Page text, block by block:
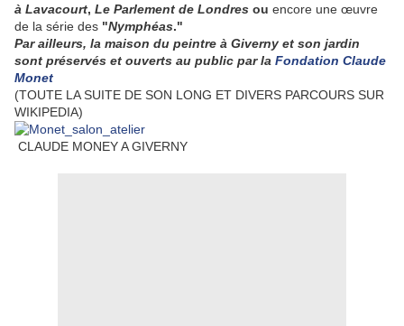
à Lavacourt, Le Parlement de Londres ou encore une œuvre
de la série des "Nymphéas."
Par ailleurs, la maison du peintre à Giverny et son jardin
sont préservés et ouverts au public par la Fondation Claude
Monet
(TOUTE LA SUITE DE SON LONG ET DIVERS PARCOURS SUR
WIKIPEDIA)
CLAUDE MONEY A GIVERNY